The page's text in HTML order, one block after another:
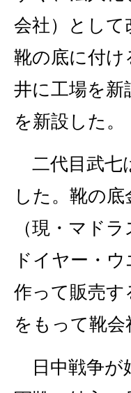
会社）として
靴の底に付け
井に工場を新
を新設した。
二代目武七
した。靴の
（現・マド
ドイヤー・
作って販売
をもって靴
日中戦争が